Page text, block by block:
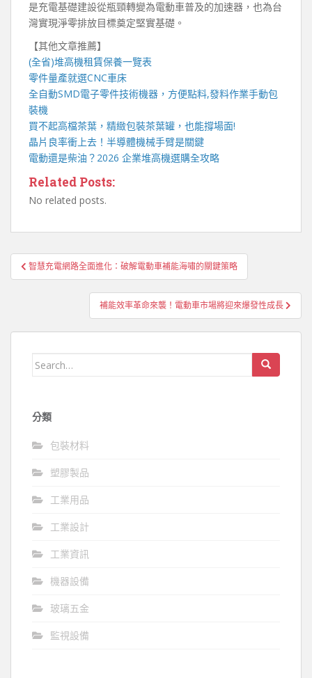
是充電基礎建設從瓶頸轉變為電動車普及的加速器，也為台
灣實現淨零排放目標奠定堅實基礎。
【其他文章推薦】
(全省)堆高機租賃保養一覽表
零件量產就選CNC車床
全自動SMD電子零件技術機器 ，方便點料,發料作業手動包
裝機
買不起高檔茶葉，精緻包裝茶葉罐 ，也能撐場面!
晶片良率衝上去！ 半導體機械手臂是關鍵
電動還是柴油？2026 企業堆高機選購全攻略
Related Posts:
No related posts.
文
章
智慧充電網路全面進化：破解電動車補能海嘯的關鍵策略
補能效率革命來襲！電動車市場將迎來爆發性成長
Search
分類
包裝材料
塑膠製品
工業用品
工業設計
工業資訊
機器設備
玻璃五金
監視設備